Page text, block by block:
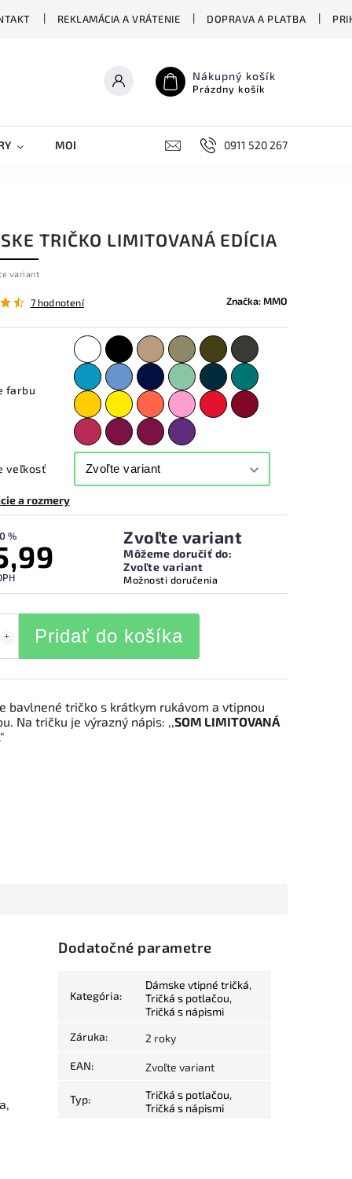
REKLAMÁCIA A VRÁTENIE DOPRAVA A PLATBA
Nákupný košík
Prázdny košík
MOBILNÉ KRYTY DOPLNKY STREET
0911 520 267
TRIČKO LIMITOVANÁ EDÍCIA
variant
7 hodnotení Značka:MMO
farbu
veľkosť
a rozmery
% Zvoľte variant
Môžeme doručiť do:
Zvoľte variant
Možnosti doručenia
Pridať do košíka
bavlnené tričko s krátkym rukávom a vtipnou
Na tričku je výrazný nápis: ,,SOM LIMITOVANÁ
Dodatočné parametre
Kategória:
Dámske vtipné tričká,
Tričká s potlačou,
Tričká s nápismi
Záruka: 2 roky
EAN: Zvoľte variant
Typ: Tričká s potlačou,
Tričká s nápismi